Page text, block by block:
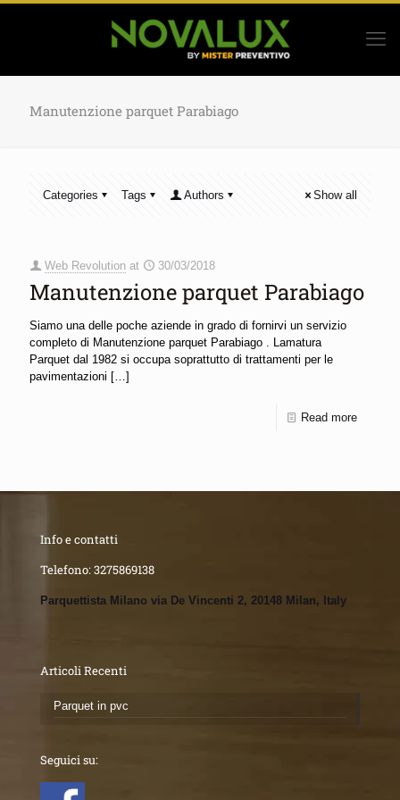
Manutenzione parquet Parabiago
Categories Tags Authors Show all
Web Revolution at 30/03/2018
Manutenzione parquet Parabiago
Siamo una delle poche aziende in grado di fornirvi un servizio
completo di Manutenzione parquet Parabiago . Lamatura
Parquet dal 1982 si occupa soprattutto di trattamenti per le
pavimentazioni […]
Read more
Info e contatti
Telefono:3275869138
Parquettista Milano via De Vincenti 2, 20148 Milan, Italy
Articoli Recenti
Parquet in pvc
Seguici su: